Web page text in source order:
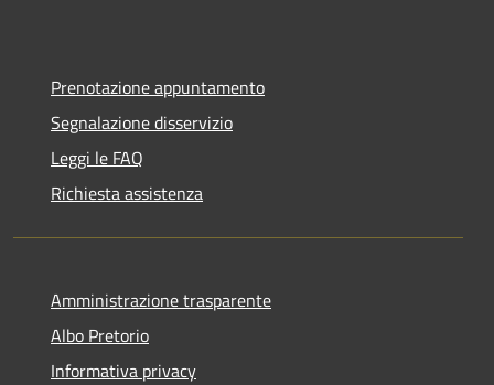
Prenotazione appuntamento
Segnalazione disservizio
Leggi le FAQ
Richiesta assistenza
Amministrazione trasparente
Albo Pretorio
Informativa privacy